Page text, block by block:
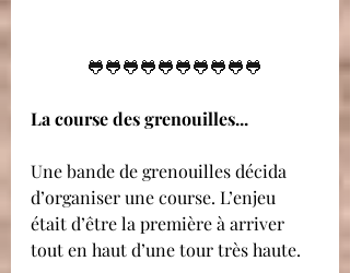
🐸🐸🐸🐸🐸🐸🐸🐸🐸🐸
La course des grenouilles...
Une bande de grenouilles décida
d’organiser une course. L’enjeu
était d’être la première à arriver
tout en haut d’une tour très haute.